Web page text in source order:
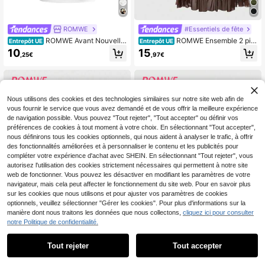
ROMWE
Entrepôt UE ROMWE Avant Nouvelle
robe d'été style chinois avec imprim
é tigre, dos nu, décolleté sexy, col r
10 ,25€
#Énergie des idoles
ROMWE Grunge Punk Ensemble 2 p
#Essentiels de fête
Entrepôt UE ROMWE Ensemble 2 piè
ces pour femmes : Débardeur vinta
ge hippie avec tournesol brodé et ju
15 ,97€
ROMWE Fairycore 1 set de sacs fou
#3 BEST-SELLERS de Mignon Sacs à bandoulière pour femmes
1
Nous utilisons des cookies et des technologies similaires sur notre site web afin de
vous fournir le service que vous avez demandé et de vous offrir la meilleure expérience
de navigation possible. Vous pouvez "Tout rejeter", "Tout accepter" ou définir vos
préférences de cookies à tout moment à votre choix. En sélectionnant "Tout accepter",
nous définirons tous les cookies optionnels, qui nous aident à analyser le trafic, à offrir
des fonctionnalités améliorées et à personnaliser le contenu et les publicités pour
compléter votre expérience d'achat avec SHEIN. En sélectionnant "Tout rejeter", vous
autorisez l'utilisation des cookies strictement nécessaires qui permettent à notre site
web de fonctionner. Vous pouvez les désactiver en modifiant les paramètres de votre
navigateur, mais cela peut affecter le fonctionnement du site web. Pour en savoir plus
sur les cookies que nous utilisons et pour ajuster vos paramètres de cookies
optionnels, veuillez sélectionner "Gérer les cookies". Pour plus d'informations sur la
manière dont nous traitons les données que nous collectons, cliquez ici pour consulter
notre Politique de confidentialité.
Tout rejeter Tout accepter